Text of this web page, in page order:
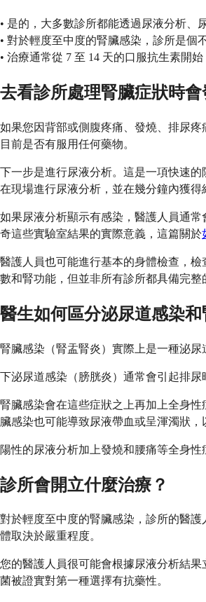
• 是的，大多數診所都能透過尿液分析、
• 對於輕度至中度的腎臟感染，診所是個
• 治療通常從 7 至 14 天的口服抗生素開
去看診所處理腎臟症狀時會
如果您因背部或側腹疼痛、發燒、排尿
目前是否有服用任何藥物。
下一步是進行尿液分析。這是一項快速
在現場進行尿液分析，並在幾分鐘內獲得
如果尿液分析顯示有感染，醫護人員通
奇這些實驗室結果的實際意義，這篇關於
醫護人員也可能進行基本的身體檢查，
數和腎功能，但並非所有診所都具備完整
醫生如何區分泌尿道感染和
腎臟感染（腎盂腎炎）實際上是一種泌
下泌尿道感染（膀胱炎）通常會引起排
腎臟感染會在這些症狀之上再加上全身
臟感染也可能導致尿液帶血或呈渾濁狀
陽性的尿液分析加上發燒和腰痛等全身
診所會開立什麼治療？
對於輕度至中度的腎臟感染，診所的醫
體取決於嚴重程度。
您的醫護人員很可能會根據尿液分析結
菌被證實對第一種選擇有抗藥性。